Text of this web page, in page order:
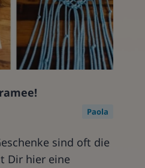
Paola
sind oft die
Dir hier eine